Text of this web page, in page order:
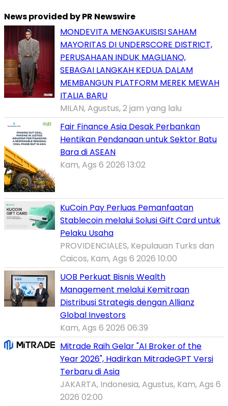
News provided by PR Newswire
MONDEVITA MENGAKUISISI SAHAM
MAYORITAS DI UNDERSCORE DISTRICT,
PERUSAHAAN INDUK MAGLIANO,
SEBAGAI LANGKAH KEDUA DALAM
MEMBANGUN PLATFORM MEREK MEWAH
ITALIA BARU
MILAN, Agustus, 2 jam yang lalu
Fair Finance Asia Desak Perbankan
Hentikan Pendanaan untuk Sektor Batu
Bara di ASEAN
Kam, Ags 6 2026 13:02
KuCoin Pay Perluas Pemanfaatan
Stablecoin melalui Solusi Gift Card untuk
Pelaku Usaha
PROVIDENCIALES, Kepulauan Turks dan
Caicos, Kam, Ags 6 2026 10:00
UOB Perkuat Bisnis Wealth
Management melalui Kemitraan
Distribusi Strategis dengan Allianz
Global Investors
Kam, Ags 6 2026 06:39
Mitrade Raih Gelar "AI Broker of the
Year 2026", Hadirkan MitradeGPT Versi
Terbaru di Asia
JAKARTA, Indonesia, Agustus, Kam, Ags 6
2026 02:00